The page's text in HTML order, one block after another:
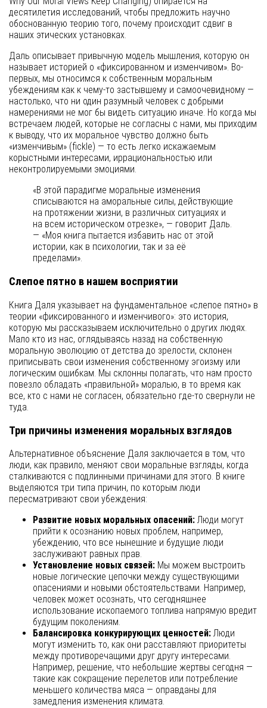
десятилетия исследований, чтобы предложить научно
обоснованную теорию того, почему происходит сдвиг в
наших этических установках.
Даль описывает привычную модель мышления, которую он
называет историей о «фиксированном и изменчивом». Во-
первых, мы относимся к собственным моральным
убеждениям как к чему-то застывшему и самоочевидному —
настолько, что ни один разумный человек с добрыми
намерениями не мог бы видеть ситуацию иначе. Но когда мы
встречаем людей, которые не согласны с нами, мы приходим
к выводу, что их моральное чувство должно быть
«изменчивым» (fickle) — то есть легко искажаемым
корыстными интересами, иррациональностью или
неконтролируемыми эмоциями.
«В этой парадигме моральные изменения
списываются на аморальные силы, действующие
на протяжении жизни, в различных ситуациях и
на всем историческом отрезке», — говорит Даль.
— «Моя книга пытается избавить нас от этой
истории, как в психологии, так и за её
пределами».
Слепое пятно в нашем восприятии
Книга Даля указывает на фундаментальное «слепое пятно» в
теории «фиксированного и изменчивого»: это история,
которую мы рассказываем исключительно о других людях.
Мало кто из нас, оглядываясь назад на собственную
моральную эволюцию от детства до зрелости, склонен
приписывать свои изменения собственному эгоизму или
логическим ошибкам. Мы склонны полагать, что нам просто
повезло обладать «правильной» моралью, в то время как
все, кто с нами не согласен, обязательно где-то свернули не
туда.
Три причины изменения моральных взглядов
Альтернативное объяснение Даля заключается в том, что
люди, как правило, меняют свои моральные взгляды, когда
сталкиваются с подлинными причинами для этого. В книге
выделяются три типа причин, по которым люди
пересматривают свои убеждения:
Развитие новых моральных опасений: Люди могут
прийти к осознанию новых проблем, например,
убеждению, что все нынешние и будущие люди
заслуживают равных прав.
Установление новых связей: Мы можем выстроить
новые логические цепочки между существующими
опасениями и новыми обстоятельствами. Например,
человек может осознать, что сегодняшнее
использование ископаемого топлива напрямую вредит
будущим поколениям.
Балансировка конкурирующих ценностей: Люди
могут изменить то, как они расставляют приоритеты
между противоречащими друг другу интересами.
Например, решение, что небольшие жертвы сегодня —
такие как сокращение перелетов или потребление
меньшего количества мяса — оправданы для
замедления изменения климата.